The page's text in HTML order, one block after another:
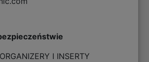
I INSERTY